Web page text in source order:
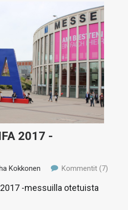
2017 -
Kokkonen Kommentit (7)
-messuilla otetuista